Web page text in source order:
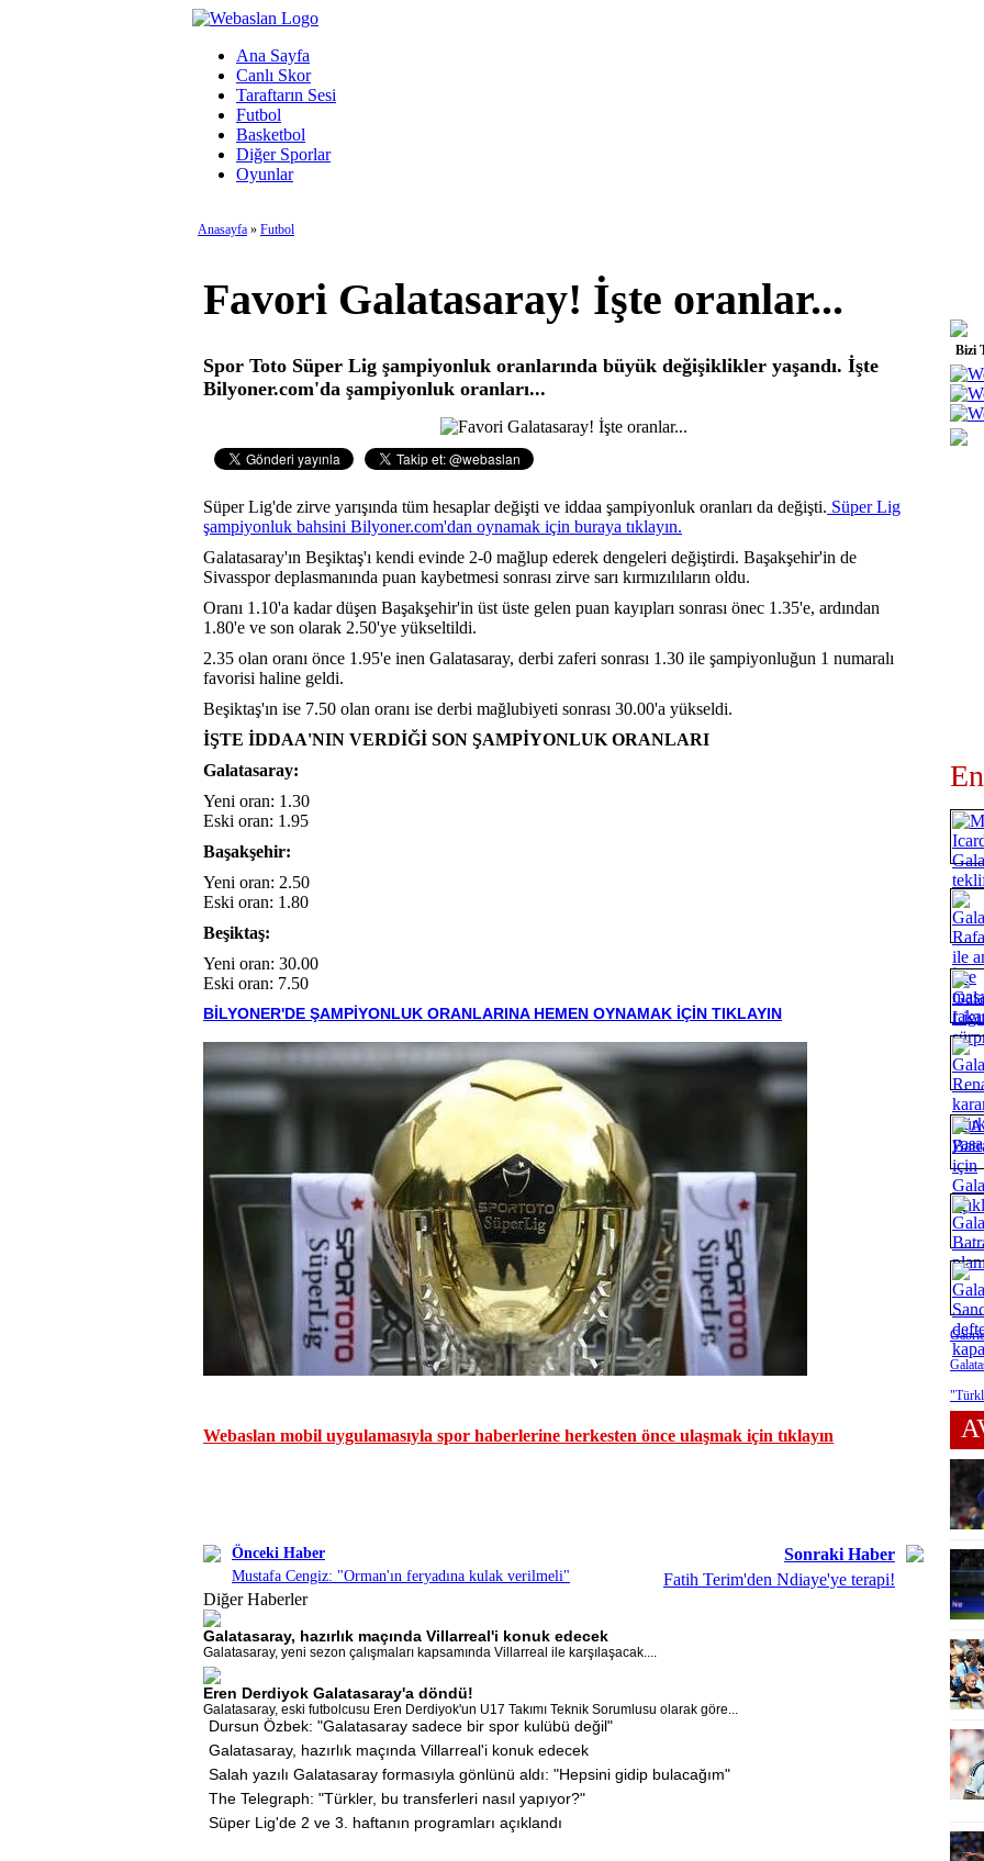
Ana Sayfa
Canlı Skor
Taraftarın Sesi
Futbol
Basketbol
Diğer Sporlar
Oyunlar
Anasayfa » Futbol
Favori Galatasaray! İşte oranlar...
Spor Toto Süper Lig şampiyonluk oranlarında büyük değişiklikler yaşandı. İşte
Bilyoner.com'da şampiyonluk oranları...
Süper Lig'de zirve yarışında tüm hesaplar değişti ve iddaa şampiyonluk oranları da değişti. Süper Lig
şampiyonluk bahsini Bilyoner.com'dan oynamak için buraya tıklayın.
Galatasaray'ın Beşiktaş'ı kendi evinde 2-0 mağlup ederek dengeleri değiştirdi. Başakşehir'in de
Sivasspor deplasmanında puan kaybetmesi sonrası zirve sarı kırmızılıların oldu.
Oranı 1.10'a kadar düşen Başakşehir'in üst üste gelen puan kayıpları sonrası önec 1.35'e, ardından
1.80'e ve son olarak 2.50'ye yükseltildi.
2.35 olan oranı önce 1.95'e inen Galatasaray, derbi zaferi sonrası 1.30 ile şampiyonluğun 1 numaralı
favorisi haline geldi.
Beşiktaş'ın ise 7.50 olan oranı ise derbi mağlubiyeti sonrası 30.00'a yükseldi.
İŞTE İDDAA'NIN VERDİĞİ SON ŞAMPİYONLUK ORANLARI
Galatasaray:
Yeni oran: 1.30
Eski oran: 1.95
Başakşehir:
Yeni oran: 2.50
Eski oran: 1.80
Beşiktaş:
Yeni oran: 30.00
Eski oran: 7.50
BİLYONER'DE ŞAMPİYONLUK ORANLARINA HEMEN OYNAMAK İÇİN TIKLAYIN
Webaslan mobil uygulamasıyla spor haberlerine herkesten önce ulaşmak için tıklayın
Önceki Haber
Mustafa Cengiz: "Orman'ın feryadına kulak verilmeli"
Sonraki Haber
Fatih Terim'den Ndiaye'ye terapi!
Diğer Haberler
Galatasaray, hazırlık maçında Villarreal'i konuk edecek
Galatasaray, yeni sezon çalışmaları kapsamında Villarreal ile karşılaşacak....
Eren Derdiyok Galatasaray'a döndü!
Galatasaray, eski futbolcusu Eren Derdiyok'un U17 Takımı Teknik Sorumlusu olarak göre...
Dursun Özbek: "Galatasaray sadece bir spor kulübü değil"
Galatasaray, hazırlık maçında Villarreal'i konuk edecek
Salah yazılı Galatasaray formasıyla gönlünü aldı: "Hepsini gidip bulacağım"
The Telegraph: "Türkler, bu transferleri nasıl yapıyor?"
Süper Lig'de 2 ve 3. haftanın programları açıklandı
Bizi